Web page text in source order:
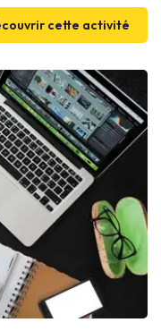
vitesse, Foot Billard,
Buzzer Challenge,
cette activité